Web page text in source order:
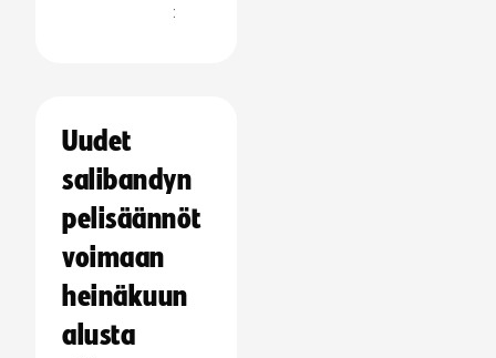
:
Uudet
salibandyn
pelisäännöt
voimaan
heinäkuun
alusta